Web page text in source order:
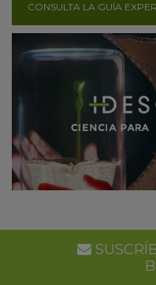
CONSULTA LA GUÍA